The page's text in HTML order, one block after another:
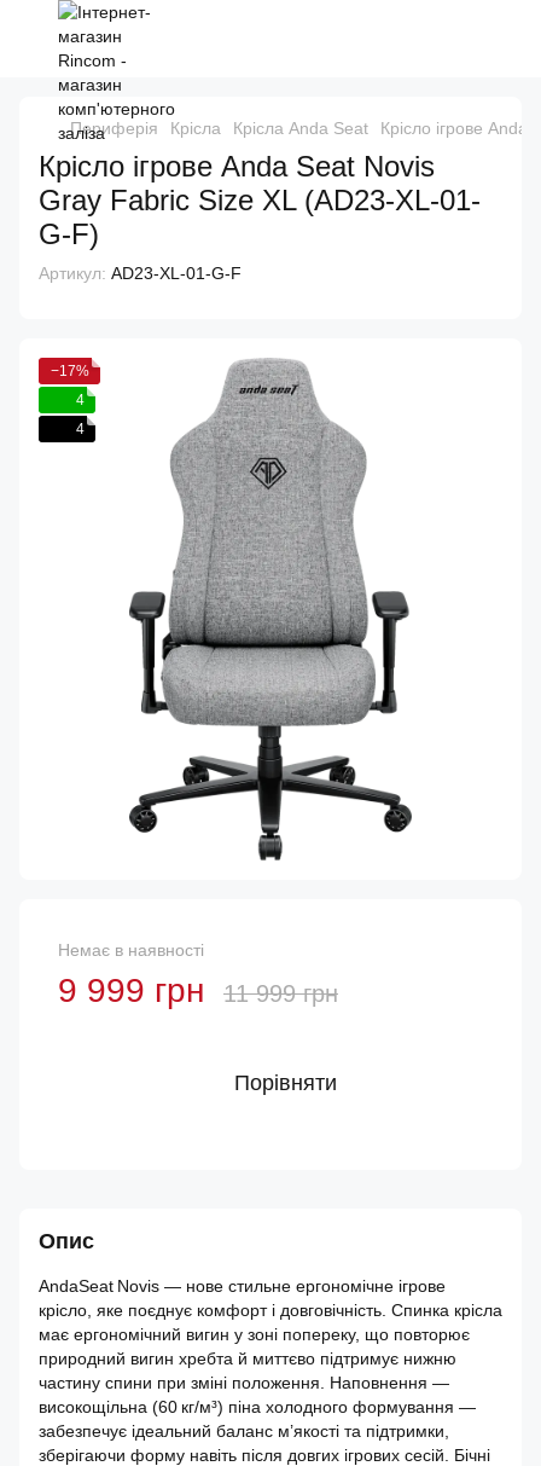
Периферія Крісла Крісла Anda Seat Крісло ігрове
Крісло ігрове Anda Seat Novis
Gray Fabric Size XL (AD23-XL-01-
G-F)
Артикул: AD23-XL-01-G-F
−17%
4
4
Немає в наявності
9 999 грн 11 999 грн
Порівняти
Опис
AndaSeat Novis — нове стильне ергономічне ігрове
крісло, яке поєднує комфорт і довговічність. Спинка крісла
має ергономічний вигин у зоні попереку, що повторює
природний вигин хребта й миттєво підтримує нижню
частину спини при зміні положення. Наповнення —
високощільна (60 кг/м³) піна холодного формування —
забезпечує ідеальний баланс м’якості та підтримки,
зберігаючи форму навіть після довгих ігрових сесій. Бічні